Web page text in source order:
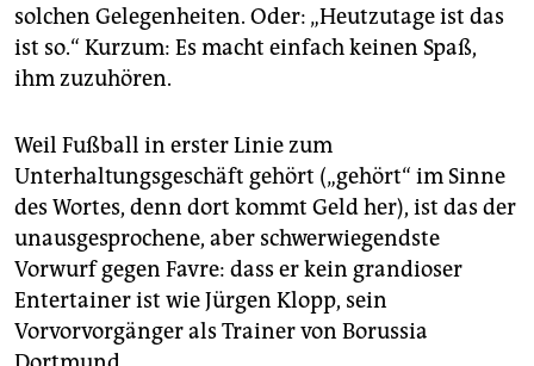
solchen Gelegenheiten. Oder: „Heutzutage ist das
ist so.“ Kurzum: Es macht einfach keinen Spaß,
ihm zuzuhören.
Weil Fußball in erster Linie zum
Unterhaltungsgeschäft gehört („gehört“ im Sinne
des Wortes, denn dort kommt Geld her), ist das der
unausgesprochene, aber schwerwiegendste
Vorwurf gegen Favre: dass er kein grandioser
Entertainer ist wie Jürgen Klopp, sein
Vorvorvorgänger als Trainer von Borussia